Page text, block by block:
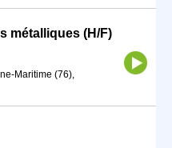
métalliques (H/F)
Maritime (76),